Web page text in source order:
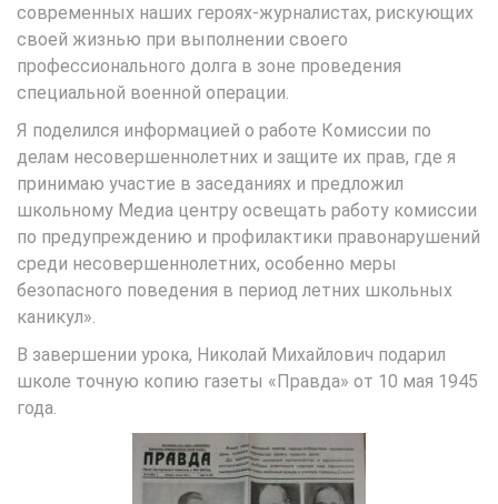
современных наших героях-журналистах, рискующих
своей жизнью при выполнении своего
профессионального долга в зоне проведения
специальной военной операции.
Я поделился информацией о работе Комиссии по
делам несовершеннолетних и защите их прав, где я
принимаю участие в заседаниях и предложил
школьному Медиа центру освещать работу комиссии
по предупреждению и профилактики правонарушений
среди несовершеннолетних, особенно меры
безопасного поведения в период летних школьных
каникул».
В завершении урока, Николай Михайлович подарил
школе точную копию газеты «Правда» от 10 мая 1945
года.